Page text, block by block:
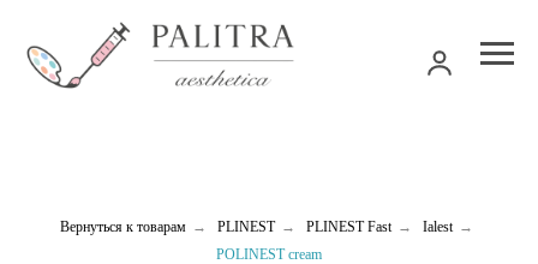
Вернуться к товарам → PLINEST → PLINEST Fast → Ialest →
POLINEST cream